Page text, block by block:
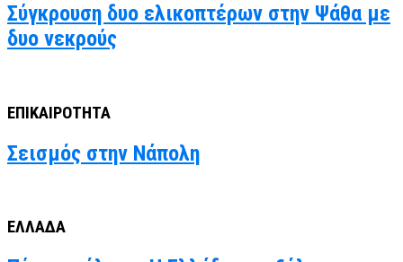
Σύγκρουση δυο ελικοπτέρων στην Ψάθα με
δυο νεκρούς
ΕΠΙΚΑΙΡΟΤΗΤΑ
Σεισμός στην Νάπολη
ΕΛΛΑΔΑ